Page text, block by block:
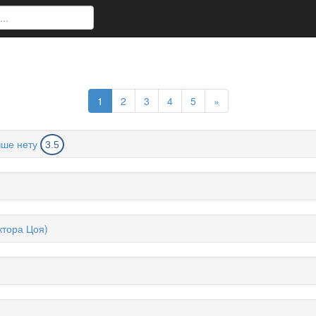
1 2 3 4 5 »
нету 3.5
Цоя)